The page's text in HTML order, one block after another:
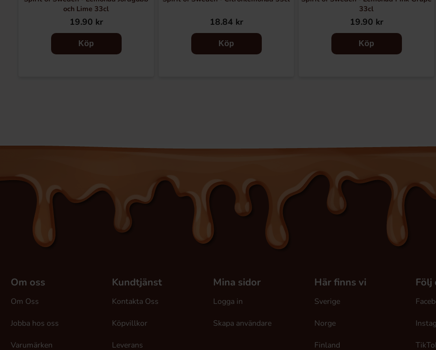
och Lime 33cl
19.90 kr
Köp
18.84 kr
Köp
33cl
19.90 kr
Köp
Om oss
Om Oss
Jobba hos oss
Varumärken
Kundtjänst
Kontakta Oss
Köpvillkor
Leverans
Mina sidor
Logga in
Skapa användare
Här finns vi
Sverige
Norge
Finland
Följ